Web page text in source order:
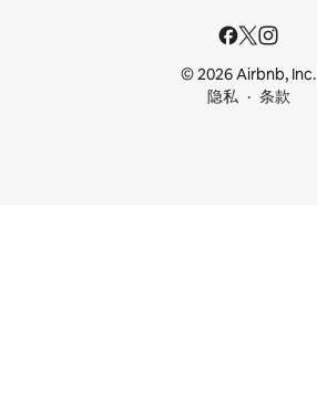
© 2026 Airbnb, Inc.
隐私
条款